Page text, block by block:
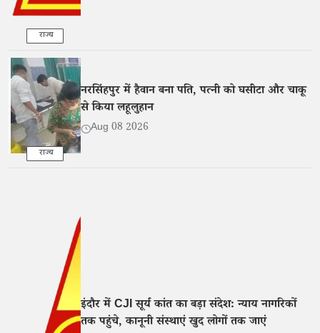
राज्य
राज्य
नरसिंहपुर में हैवान बना पति, पत्नी को घसीटा और चाकू
से किया लहूलुहान
Aug 08 2026
इंदौर में CJI सूर्य कांत का बड़ा संदेश: न्याय नागरिकों
तक पहुंचे, कानूनी संस्थाएं खुद लोगों तक जाएं